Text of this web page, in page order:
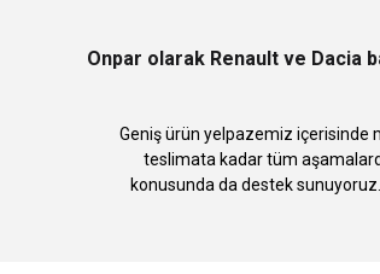
Onpar olarak Renault ve Dacia
Geniş ürün yelpazemiz içerisinde
teslimata kadar tüm
konusunda da destek